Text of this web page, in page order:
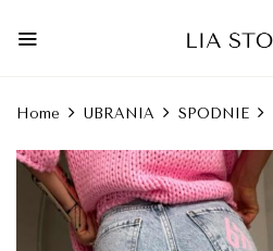
Home UBRANIA SPODNIE